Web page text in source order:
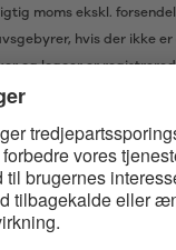
moms ekskl.
hvis der ikke er
og logoer er
brug af sådanne
Apple Watch er
Play-logoet er
LLC.